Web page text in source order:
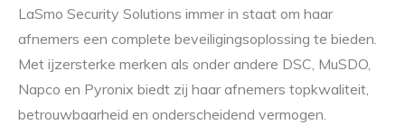
LaSmo Security Solutions immer in staat om haar
afnemers een complete beveiligingsoplossing te bieden.
Met ijzersterke merken als onder andere DSC, MuSDO,
Napco en Pyronix biedt zij haar afnemers topkwaliteit,
betrouwbaarheid en onderscheidend vermogen.